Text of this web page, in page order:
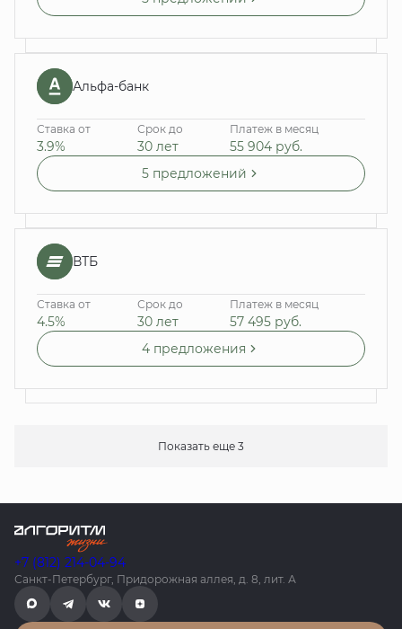
Альфа-банк
Ставка от
3.9%
Срок до
30 лет
Платеж в месяц
55 904 руб.
5 предложений
ВТБ
Ставка от
4.5%
Срок до
30 лет
Платеж в месяц
57 495 руб.
4 предложения
Показать еще 3
+7 (812) 214-04-94
Санкт-Петербург, Придорожная аллея, д. 8, лит. А